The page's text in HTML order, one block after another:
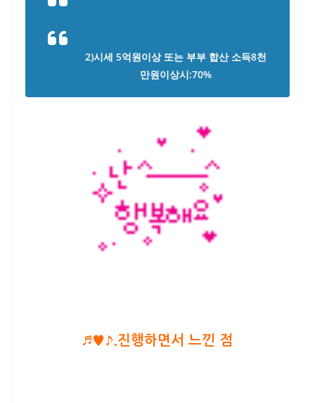
2)시세 5억원이상 또는 부부 합산 소득8천
만원이상시:70%
♬♥♪.진행하면서 느낀 점